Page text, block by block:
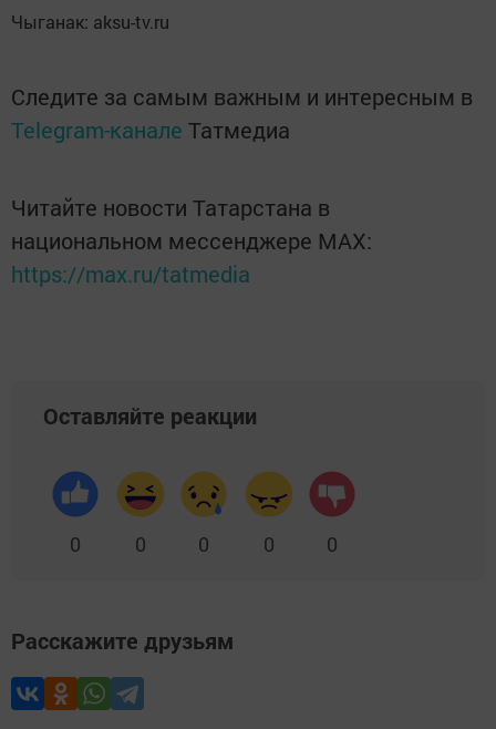
Чыганак: aksu-tv.ru
Следите за самым важным и интересным в
Telegram-канале Татмедиа
Читайте новости Татарстана в
национальном мессенджере MАХ:
https://max.ru/tatmedia
Оставляйте реакции
0 0 0 0 0
Расскажите друзьям